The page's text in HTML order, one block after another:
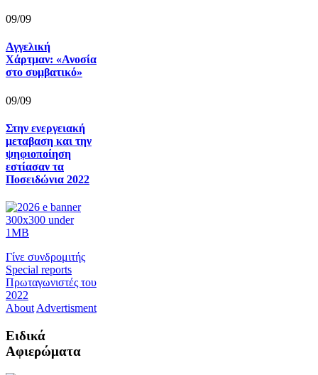
09/09
Αγγελική
Χάρτμαν: «Ανοσία
στο συμβατικό»
09/09
Στην ενεργειακή
μεταβαση και την
ψηφιοποίηση
εστίασαν τα
Ποσειδώνια 2022
Γίνε συνδρομιτής
Special reports
Πρωταγωνιστές του
2022
About Advertisment
Ειδικά
Αφιερώματα